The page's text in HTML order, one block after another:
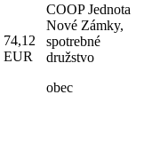
74,12
EUR
COOP Jednota
Nové Zámky,
spotrebné
družstvo
obec